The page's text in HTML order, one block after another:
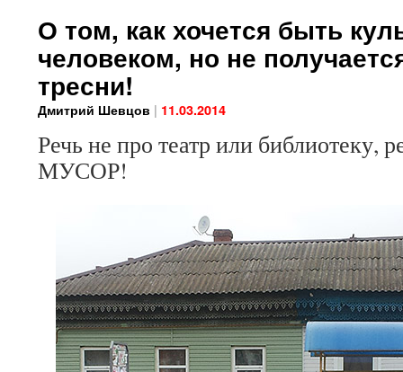
О том, как хочется быть
человеком, но не
тресни!
Дмитрий Шевцов | 11.03.2014
Речь не про театр или библиотеку,
МУСОР!